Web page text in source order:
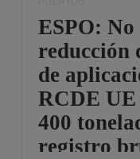
ESPO: No
reducción
de
RCDE UE
400
registro